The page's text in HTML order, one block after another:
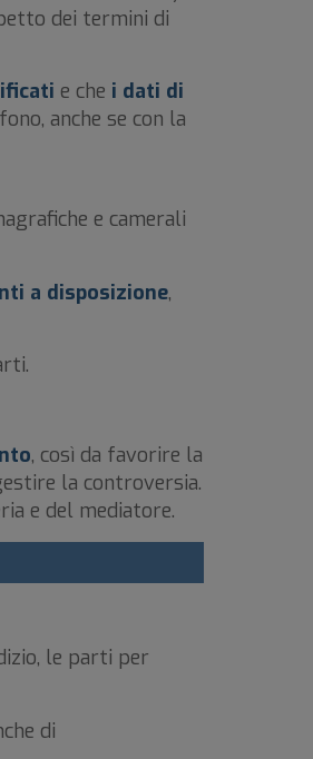
dei termini di
e che i dati di
anche se con la
e camerali
a disposizione,
, così da favorire la
la controversia.
e del mediatore.
le parti per
di